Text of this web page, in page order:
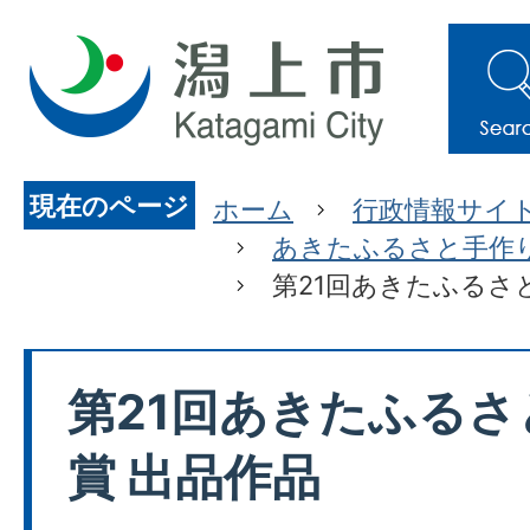
現在のページ ホーム
行政情報サイ
あきたふるさと手作
第21回あきたふるさ
第21回あきたふる
賞 出品作品